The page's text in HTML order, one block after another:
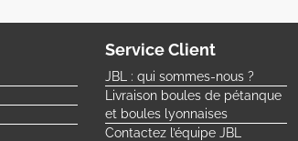
Service Client
JBL : qui sommes-nous ?
Livraison boules de pétanque
et boules lyonnaises
Contactez l’équipe JBL